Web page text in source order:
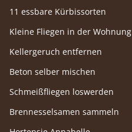
11 essbare Kürbissorten
Kleine Fliegen in der Wohnung
Kellergeruch entfernen
Beton selber mischen
Schmeißfliegen loswerden
Brennesselsamen sammeln